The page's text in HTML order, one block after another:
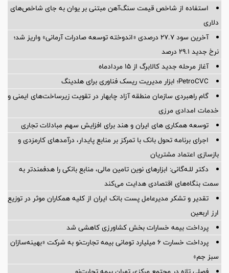
استفاده از شاخص قیمت سنگ‌آهن مبتنی بر یوان به جای شاخص‌های
دلاری
آخرین سود ۲۷.۷ درصدی «اندوخته توسعه صادرات آرمانی» واریز شد؛
نرخ جدید ۲۹.۱ درصد
آغاز مرحله جدید کالابرگ از ۱۵ مردادماه
PetroCVC؛ ابزار مدیریت ریسک فناوری برای هلدینگ
گام راهبردی سازمان منطقه آزاد چابهار در تقویت زیرساخت‌های ایمنی و
خدمات امدادی مرزی
توسعه همکاری های ایران و هند برای افزایش سهم مبادلات تجاری
اجرای برنامه تحول بانک با تمرکز بر منابع پایدار، درآمدهای کارمزدی و
بازسازی اعتماد مشتریان
دکتر للـه‌گانی: ابزارهای نوین تامین مالی، منابع بانکی را هدفمندتر به
سمت بنگاه‌های اقتصادی هدایت می‌کند
تقدیر و تشکر مدیرعامل پست بانک ایران از کلیه همکاران موثر در توزیع
ارز اربعین
پرداخت بیمه خسارات بخش کشاورزی کاهشی شد
پرداخت خسارت ۶ میلیارد تومانی بیمه تجارت‌نو به شرکت «بهینه‌سازان
سبز جم»